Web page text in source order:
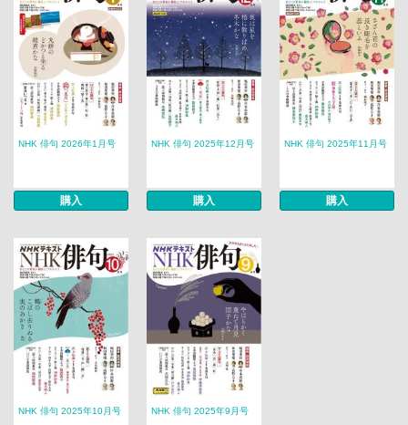
NHK 俳句 2026年1月号
購入
NHK 俳句 2025年12月号
購入
NHK 俳句 2025年11月号
購入
NHK 俳句 2025年10月号 NHK 俳句 2025年9月号